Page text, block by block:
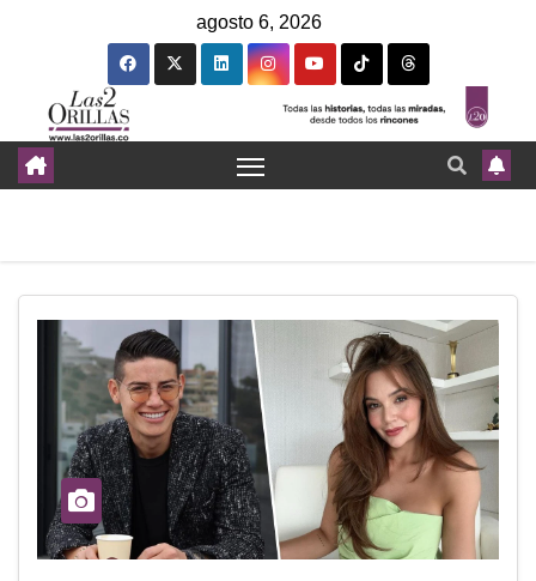
agosto 6, 2026